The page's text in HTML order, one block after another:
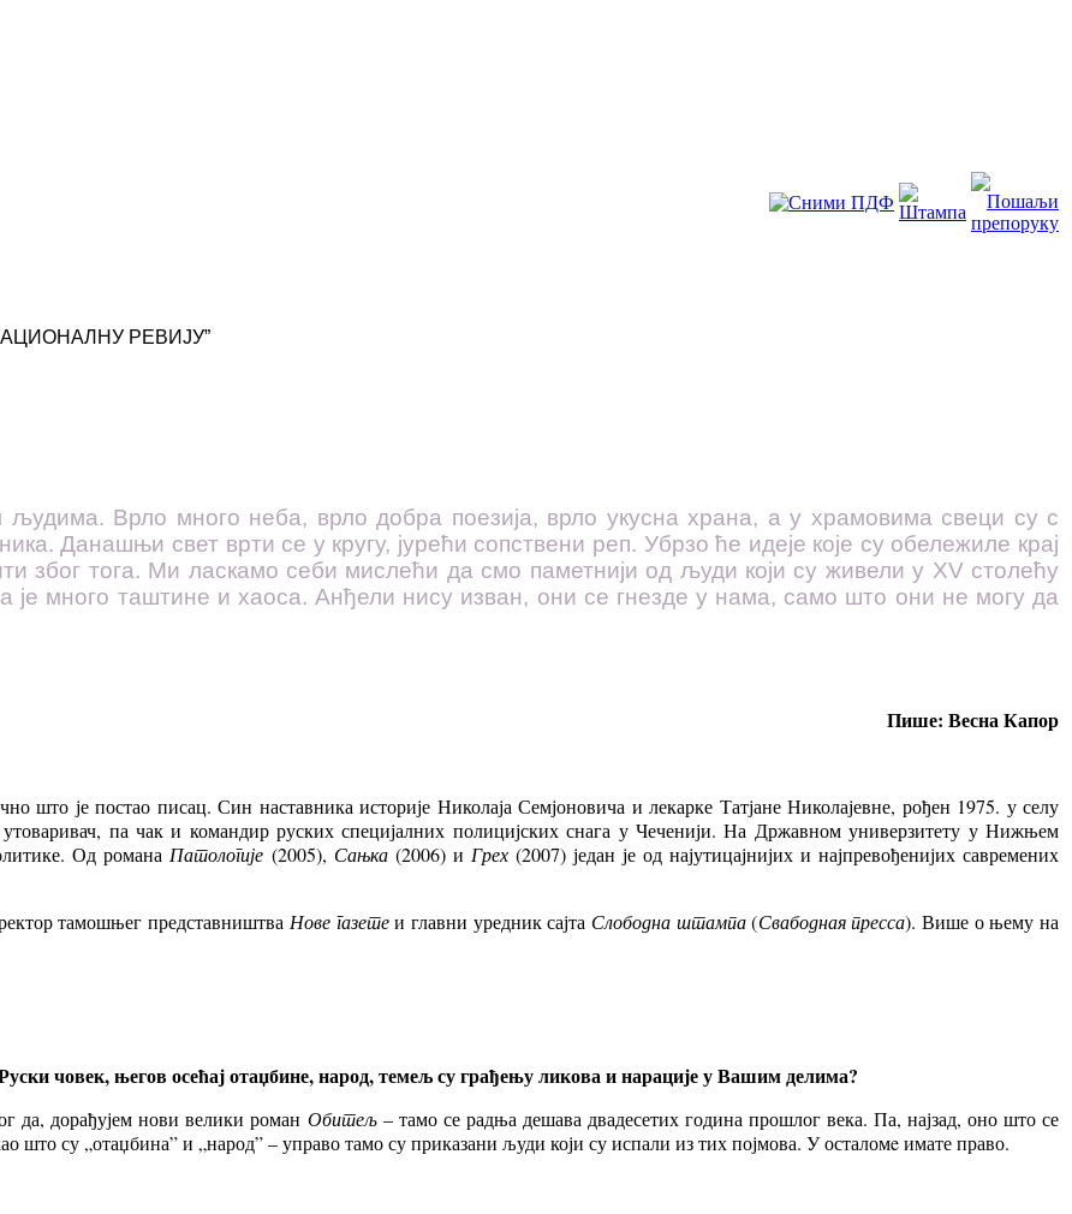
РЕВИЈУ”
Врло много неба, врло добра поезија, врло укусна храна, а у храмовима свеци су с
Данашњи свет врти се у кругу, јурећи сопствени реп. Убрзо ће идеје које су обележиле крај
због тога. Ми ласкамо себи мислећи да смо паметнији од људи који су живели у XV столећу
много таштине и хаоса. Анђели нису изван, они се гнезде у нама, само што они не могу да
Пише: Весна Капор
што је постао писац. Син наставника историје Николаја Семјоновича и лекарке Татјане Николајевне, рођен 1975. у селу
утоваривач, па чак и командир руских специјалних полицијских снага у Чеченији. На Државном универзитету у Нижњем
Од романаПатологије (2005), Сањка(2006) и Грех(2007) један је од најутицајнијих и најпревођенијих савремених
тамошњег представништва Нове газетеи главни уредник сајта Слободна штампа(Свабодная пресса). Више о њему на
човек, његов осећај отаџбине, народ, темељ су грађењу ликова и нарације у Вашим делима?
да, дорађујем нови велики роман Обитељ– тамо се радња дешава двадесетих година прошлог века. Па, најзад, оно што се
што су „отаџбина” и „народ” – управо тамо су приказани људи који су испали из тих појмова. У осталомe имате право.